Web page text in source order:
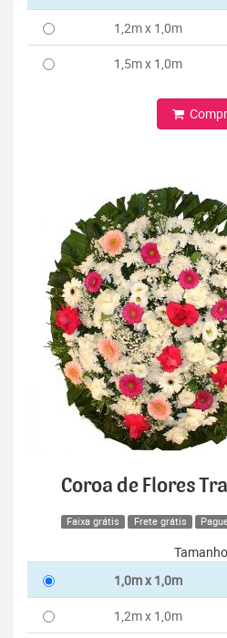
1,2m x 1,0m
1,5m x 1,0m
Coroa de Flores
Faixa grátis Frete grátis
1,0m x 1,0m
1,2m x 1,0m